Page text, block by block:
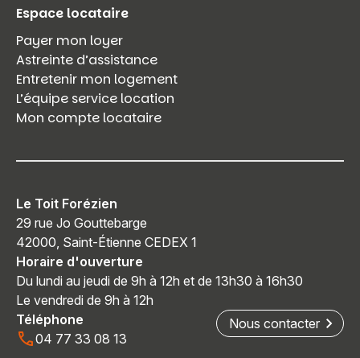
Vous recherchez&nbsp;:
Rechercher
Espace locataire
Payer mon loyer
Astreinte d’assistance
Entretenir mon logement
L’équipe service location
Mon compte locataire
Le Toit Forézien
29 rue Jo Gouttebarge
42000, Saint-Étienne CEDEX 1
Horaire d'ouverture
Du lundi au jeudi de 9h à 12h et de 13h30 à 16h30
Le vendredi de 9h à 12h
Téléphone
04 77 33 08 13
Nous contacter